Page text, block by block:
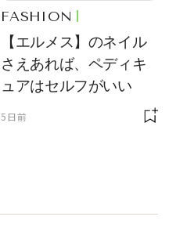
FASHION
【エルメス】のネイル
さえあれば、ペディキ
ュアはセルフがいい
5日前